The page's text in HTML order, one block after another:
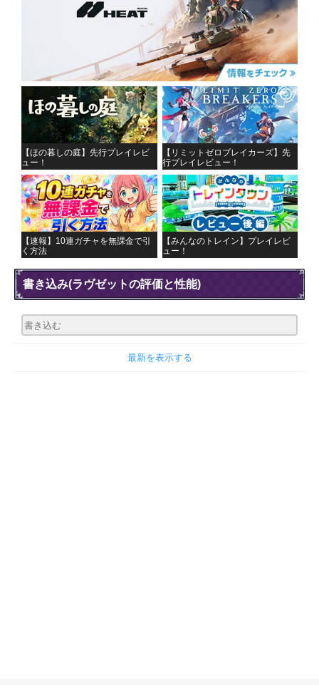
【ほの暮しの庭】先行プレイレビ
ュー！
【リミットゼロブレイカーズ】先
行プレイレビュー！
【速報】10連ガチャを無課金で引
く方法
【みんなのトレイン】プレイレビ
ュー！
書き込み(ラヴゼットの評価と性能)
最新を表示する